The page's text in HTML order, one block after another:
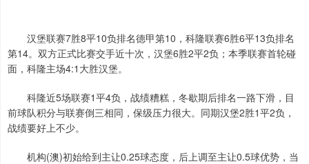
汉堡联赛7胜8平10负排名德甲第10，科隆联赛6胜6平13负排名
第14。双方正式比赛交手近十次，汉堡6胜2平2负；本季联赛首轮碰
面，科隆主场4:1大胜汉堡。
科隆近5场联赛1平4负，战绩糟糕，冬歇期后排名一路下滑，目
前球队积分与联赛倒三相同，保级压力很大。同期汉堡2胜1平2负，
战绩要好上不少。
机构(澳)初始给到主让0.25球态度，后上调至主让0.5球优势，当